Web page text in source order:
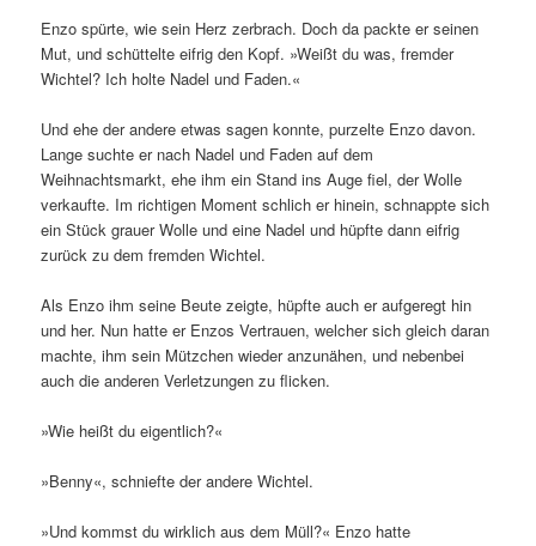
Enzo spürte, wie sein Herz zerbrach. Doch da packte er seinen
Mut, und schüttelte eifrig den Kopf. »Weißt du was, fremder
Wichtel? Ich holte Nadel und Faden.«
Und ehe der andere etwas sagen konnte, purzelte Enzo davon.
Lange suchte er nach Nadel und Faden auf dem
Weihnachtsmarkt, ehe ihm ein Stand ins Auge fiel, der Wolle
verkaufte. Im richtigen Moment schlich er hinein, schnappte sich
ein Stück grauer Wolle und eine Nadel und hüpfte dann eifrig
zurück zu dem fremden Wichtel.
Als Enzo ihm seine Beute zeigte, hüpfte auch er aufgeregt hin
und her. Nun hatte er Enzos Vertrauen, welcher sich gleich daran
machte, ihm sein Mützchen wieder anzunähen, und nebenbei
auch die anderen Verletzungen zu flicken.
»Wie heißt du eigentlich?«
»Benny«, schniefte der andere Wichtel.
»Und kommst du wirklich aus dem Müll?« Enzo hatte